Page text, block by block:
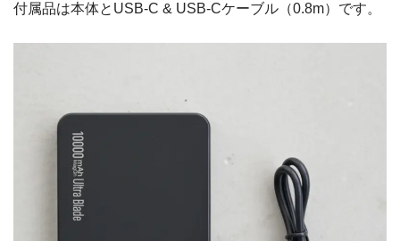
付属品は本体とUSB-C & USB-Cケーブル（0.8m）です。